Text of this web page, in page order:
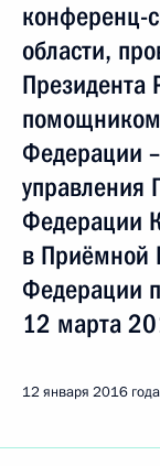
конференц-
области,
Президента
помощником
Федерации
управления
Федерации
в Приёмной
Федерации
12 марта
12 января 2016 года